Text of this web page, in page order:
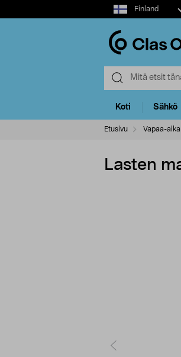
Select
market
Finland
Koti Sähkö
Etusivu Vapaa-aika
Lasten